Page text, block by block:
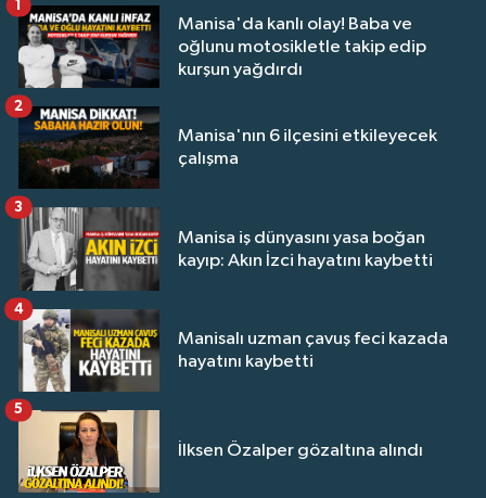
Manisa'da kanlı olay! Baba ve
oğlunu motosikletle takip edip
kurşun yağdırdı
1
Manisa'nın 6 ilçesini etkileyecek
çalışma
2
Manisa iş dünyasını yasa boğan
kayıp: Akın İzci hayatını kaybetti
3
Manisalı uzman çavuş feci kazada
hayatını kaybetti
4
İlksen Özalper gözaltına alındı
5